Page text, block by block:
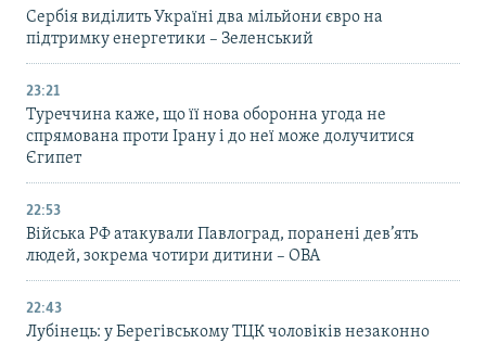
Сербія виділить Україні два мільйони євро на
підтримку енергетики – Зеленський
23:21
Туреччина каже, що її нова оборонна угода не
спрямована проти Ірану і до неї може долучитися
Єгипет
22:53
Війська РФ атакували Павлоград, поранені дев’ять
людей, зокрема чотири дитини – ОВА
22:43
Лубінець: у Берегівському ТЦК чоловіків незаконно